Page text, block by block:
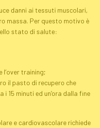
danni ai tessuti muscolari,
massa. Per questo motivo è
stato di salute:
over training;
il pasto di recupero che
15 minuti ed un’ora dalla fine
e cardiovascolare richiede